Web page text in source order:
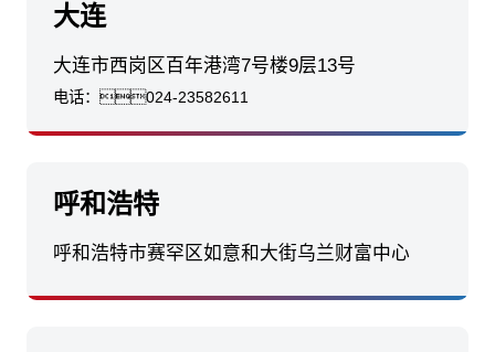
大连
大连市西岗区百年港湾7号楼9层13号
电话：024-23582611
呼和浩特
呼和浩特市赛罕区如意和大街乌兰财富中心